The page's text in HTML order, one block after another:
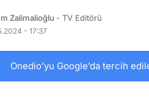
Zalimalioğlu - TV Editörü
- 17:37
Onedio’yu Google’da tercih